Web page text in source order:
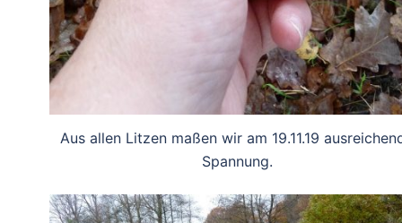
Aus allen Litzen maßen wir am 19.11.19
Spannung.